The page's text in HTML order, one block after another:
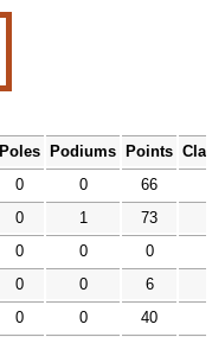
Poles Podiums Points
0 0
66
0 1
73
0 0
0
0 0
6
0 0
40